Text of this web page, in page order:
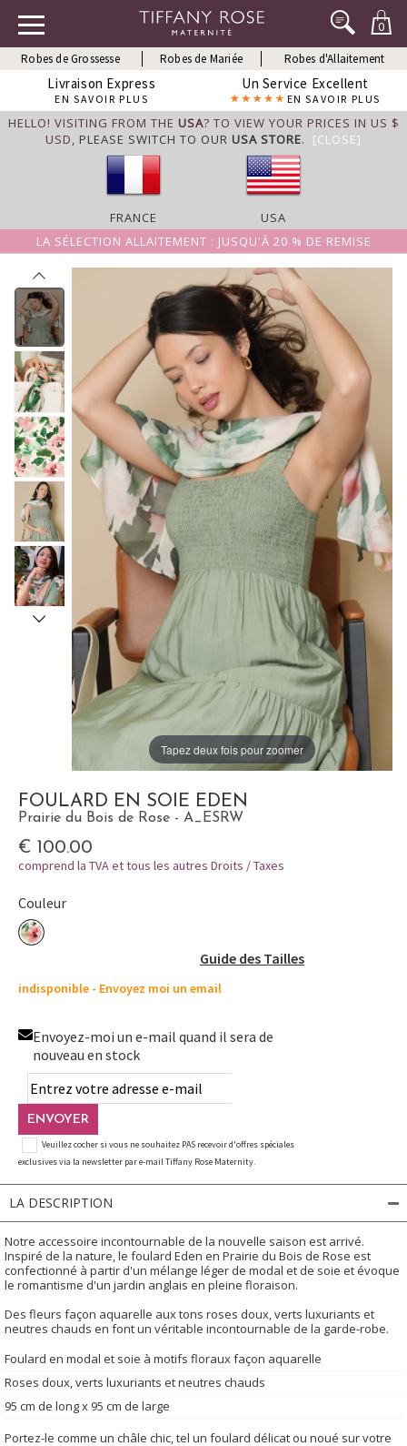
0
Robes de Grossesse Robes de Mariée Robes d'Allaitement
Livraison Express
EN SAVOIR PLUS
Un Service Excellent
EN SAVOIR PLUS
HELLO! VISITING FROM THE USA? TO VIEW YOUR PRICES IN US $
USD, PLEASE SWITCH TO OUR USA STORE. [CLOSE]
FRANCE
USA
LA SÉLECTION ALLAITEMENT : JUSQU'À 20 % DE REMISE
Tapez deux fois pour zoomer
FOULARD EN SOIE EDEN
Prairie du Bois de Rose - A_ESRW
€ 100.00
comprend la TVA et tous les autres Droits / Taxes
Couleur
Guide des Tailles
indisponible - Envoyez moi un email
Envoyez-moi un e-mail quand il sera de
nouveau en stock
ENVOYER
Veuillez cocher si vous ne souhaitez PAS recevoir d'offres spéciales
exclusives via la newsletter par e-mail Tiffany Rose Maternity.
LA DESCRIPTION
Notre accessoire incontournable de la nouvelle saison est arrivé.
Inspiré de la nature, le foulard Eden en Prairie du Bois de Rose est
confectionné à partir d'un mélange léger de modal et de soie et évoque
le romantisme d'un jardin anglais en pleine floraison.
Des fleurs façon aquarelle aux tons roses doux, verts luxuriants et
neutres chauds en font un véritable incontournable de la garde-robe.
Foulard en modal et soie à motifs floraux façon aquarelle
Roses doux, verts luxuriants et neutres chauds
95 cm de long x 95 cm de large
Portez-le comme un châle chic, tel un foulard délicat ou noué sur votre